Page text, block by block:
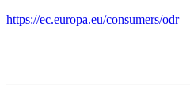
https://ec.europa.eu/consumers/odr